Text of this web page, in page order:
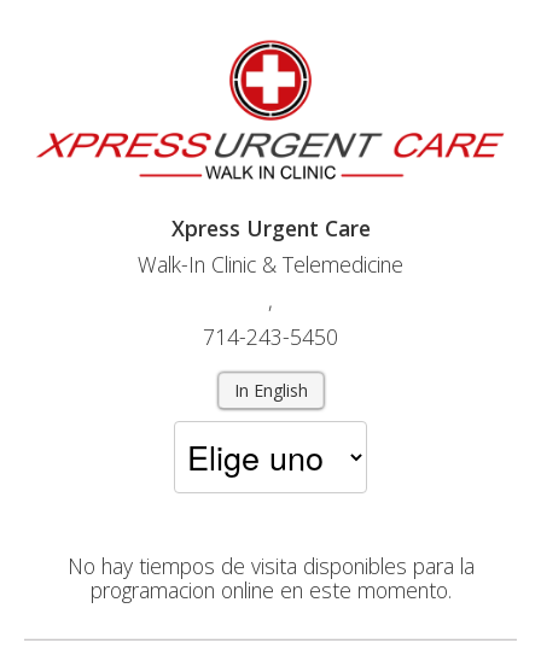
Xpress Urgent Care
Walk-In Clinic & Telemedicine
,
714-243-5450
In English
No hay tiempos de visita disponibles para la
programacion online en este momento.